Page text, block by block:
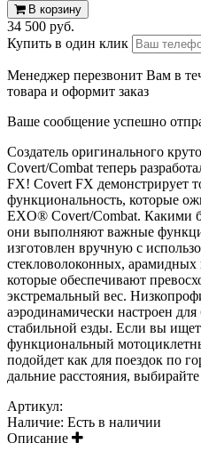
В корзину
34 500 руб.
Купить в один клик
Менеджер перезвонит Вам в
товара и оформит заказ
Ваше сообщение успешно
Создатель оригинального
Covert/Combat теперь
FX! Covert FX демонстрирует
функциональность, которые
EXO® Covert/Combat. Какими
они выполняют важные
изготовлен вручную с
стекловолоконных,
которые обеспечивают
экстремальный вес.
аэродинамически настроен
стабильной езды. Если вы
функциональный
подойдет как для поездок по
дальние расстояния,
Артикул:
Наличие: Есть в наличии
Описание